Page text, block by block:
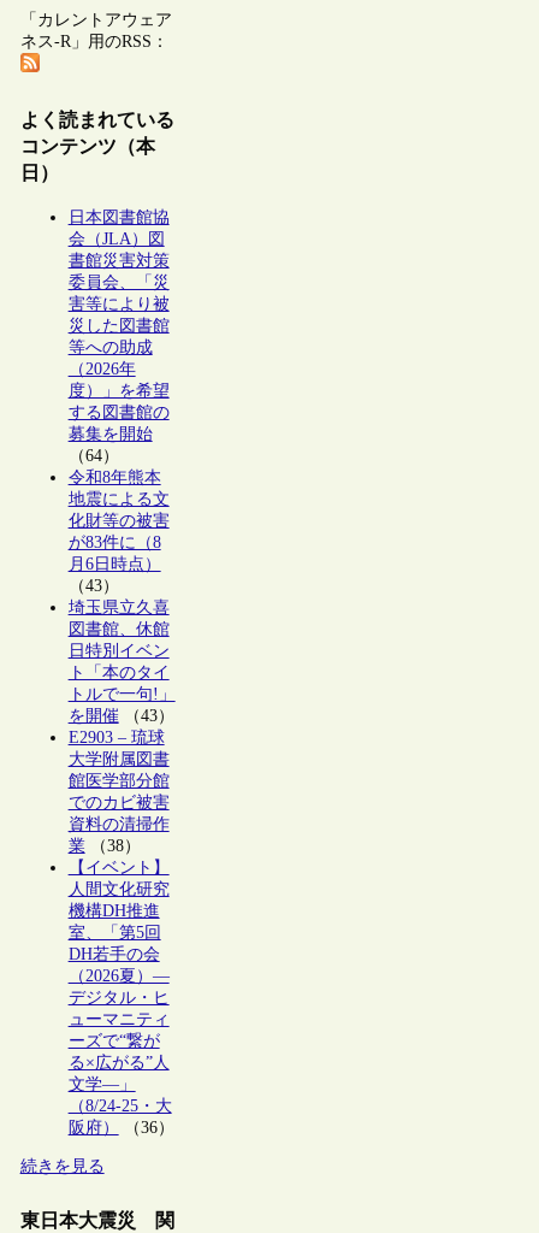
「カレントアウェア
ネス-R」用のRSS：
よく読まれている
コンテンツ（本
日）
日本図書館協
会（JLA）図
書館災害対策
委員会、「災
害等により被
災した図書館
等への助成
（2026年
度）」を希望
する図書館の
募集を開始
（64）
令和8年熊本
地震による文
化財等の被害
が83件に（8
月6日時点）
（43）
埼玉県立久喜
図書館、休館
日特別イベン
ト「本のタイ
トルで一句!」
を開催（43）
E2903 – 琉球
大学附属図書
館医学部分館
でのカビ被害
資料の清掃作
業（38）
【イベント】
人間文化研究
機構DH推進
室、「第5回
DH若手の会
（2026夏）―
デジタル・ヒ
ューマニティ
ーズで“繋が
る×広がる”人
文学―」
（8/24-25・大
阪府）
（36）
続きを見る
東日本大震災 関